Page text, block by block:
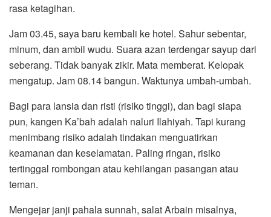
rasa ketagihan.
Jam 03.45, saya baru kembali ke hotel. Sahur sebentar,
minum, dan ambil wudu. Suara azan terdengar sayup dari
seberang. Tidak banyak zikir. Mata memberat. Kelopak
mengatup. Jam 08.14 bangun. Waktunya umbah-umbah.
Bagi para lansia dan risti (risiko tinggi), dan bagi siapa
pun, kangen Ka’bah adalah naluri Ilahiyah. Tapi kurang
menimbang risiko adalah tindakan menguatirkan
keamanan dan keselamatan. Paling ringan, risiko
tertinggal rombongan atau kehilangan pasangan atau
teman.
Mengejar janji pahala sunnah, salat Arbain misalnya,